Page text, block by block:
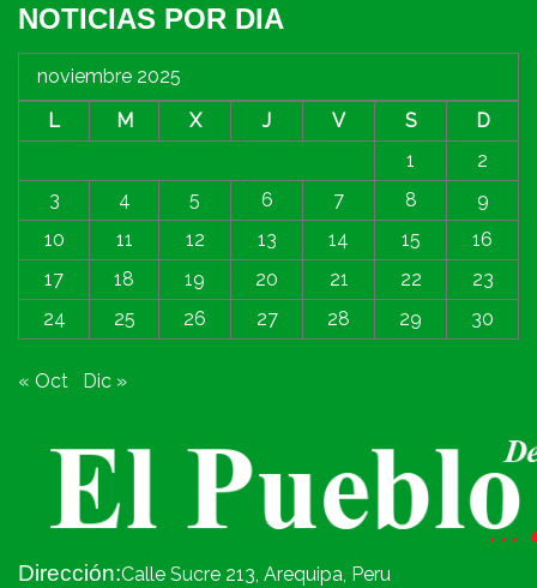
NOTICIAS POR DIA
noviembre 2025
L
M X J V S
D
1
2
3
4 5 6 7 8
9
10
11 12 13 14 15
16
17
18 19 20 21 22
23
24
25 26 27 28 29 30
« Oct Dic »
Dirección:Calle Sucre 213, Arequipa, Peru